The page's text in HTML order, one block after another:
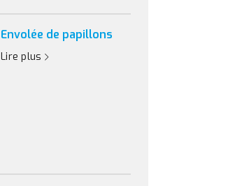
Envolée de papillons
Lire plus